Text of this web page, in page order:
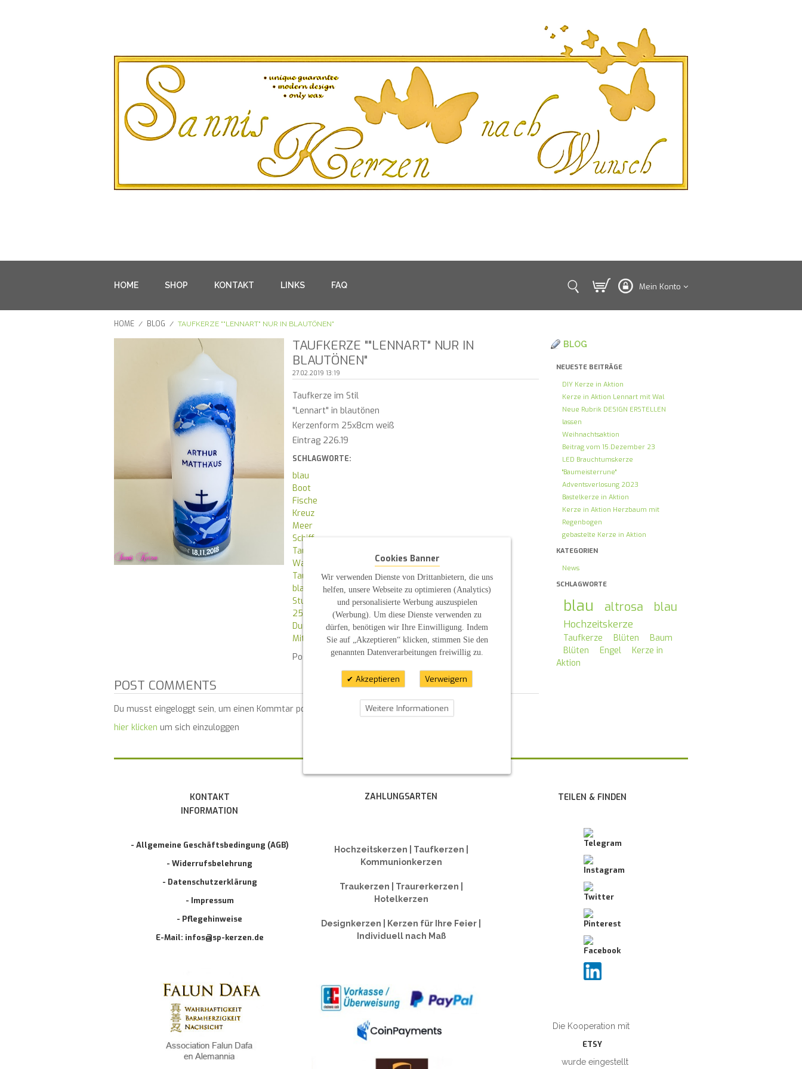
Mein Konto
HOME SHOP KONTAKT LINKS FAQ
HOME / BLOG / TAUFKERZE ""LENNART" NUR IN BLAUTÖNEN"
TAUFKERZE ""LENNART" NUR IN
BLAUTÖNEN"
27.02.2019 13:19
Taufkerze im Stil
"Lennart" in blautönen
Kerzenform 25x8cm weiß
Eintrag 226.19
SCHLAGWORTE:
blau
Boot
Fische
Kreuz
Meer
Schiff
Taufkerze
Wasser
Taufe
blautöne
Stumpenkerze
25x8cm weiß
Dunkelblau
Mittelblau
Posted inNewsBy :S P
POST COMMENTS
Du musst eingeloggt sein, um einen Kommtar posten zu können.
hier klicken um sich einzuloggen
BLOG
NEUESTE BEITRÄGE
DIY Kerze in Aktion
Kerze in Aktion Lennart mit Wal
Neue Rubrik DESIGN ERSTELLEN
lassen
Weihnachtsaktion
Beitrag vom 15.Dezember 23
LED Brauchtumskerze
"Baumeisterrune"
Adventsverlosung 2023
Bastelkerze in Aktion
Kerze in Aktion Herzbaum mit
Regenbogen
gebastelte Kerze in Aktion
KATEGORIEN
News
SCHLAGWORTE
blau altrosa blau
Hochzeitskerze
Taufkerze Blüten
Baum
Blüten
Engel
Kerze in
Aktion
KONTAKT
INFORMATION
- Allgemeine Geschäftsbedingung (AGB)
- Widerrufsbelehrung
- Datenschutzerklärung
- Impressum
- Pflegehinweise
E-Mail: infos@sp-kerzen.de
ZAHLUNGSARTEN
Hochzeitskerzen | Taufkerzen |
Kommunionkerzen
Traukerzen | Traurerkerzen |
Hotelkerzen
Designkerzen | Kerzen für Ihre Feier |
Individuell nach Maß
TEILEN & FINDEN
Die Kooperation mit
ETSY
wurde eingestellt
Cookies Banner
Wir verwenden Dienste von Drittanbietern, die uns
helfen, unsere Webseite zu optimieren (Analytics)
und personalisierte Werbung auszuspielen
(Werbung). Um diese Dienste verwenden zu
dürfen, benötigen wir Ihre Einwilligung. Indem
Sie auf „Akzeptieren“ klicken, stimmen Sie den
genannten Datenverarbeitungen freiwillig zu.
Akzeptieren Verweigern
Weitere Informationen